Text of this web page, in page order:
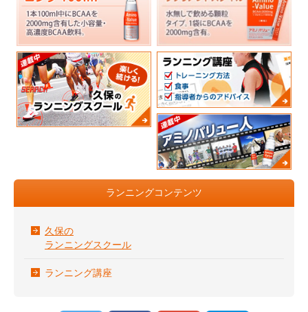
ランニングコンテンツ
久保の
ランニングスクール
ランニング講座